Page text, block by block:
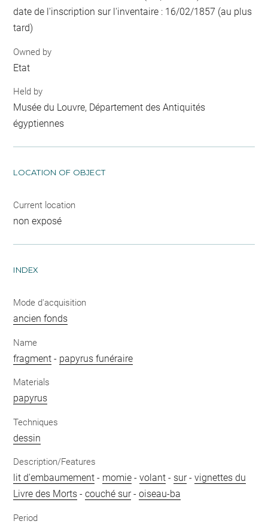
date de l'inscription sur l'inventaire : 16/02/1857 (au plus
tard)
Owned by
Etat
Held by
Musée du Louvre, Département des Antiquités
égyptiennes
LOCATION OF OBJECT
Current location
non exposé
INDEX
Mode d'acquisition
ancien fonds
Name
fragment - papyrus funéraire
Materials
papyrus
Techniques
dessin
Description/Features
lit d'embaumement - momie -volant - sur-vignettes du
Livre des Morts -couché sur-oiseau-ba
Period